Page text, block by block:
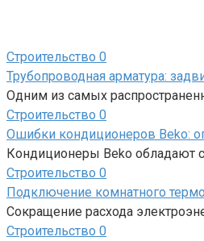
Строительство 0
Трубопроводная арматура:
Одним из самых
Строительство 0
Ошибки кондиционеров Beko:
Кондиционеры Beko обладают
Строительство 0
Подключение комнатного
Сокращение расхода
Строительство 0